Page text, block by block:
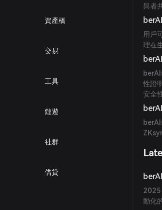
資產橋
交易
工具
鏈遊
社群
借貸
與者
用戶
理在
性證
安全
2025
動化